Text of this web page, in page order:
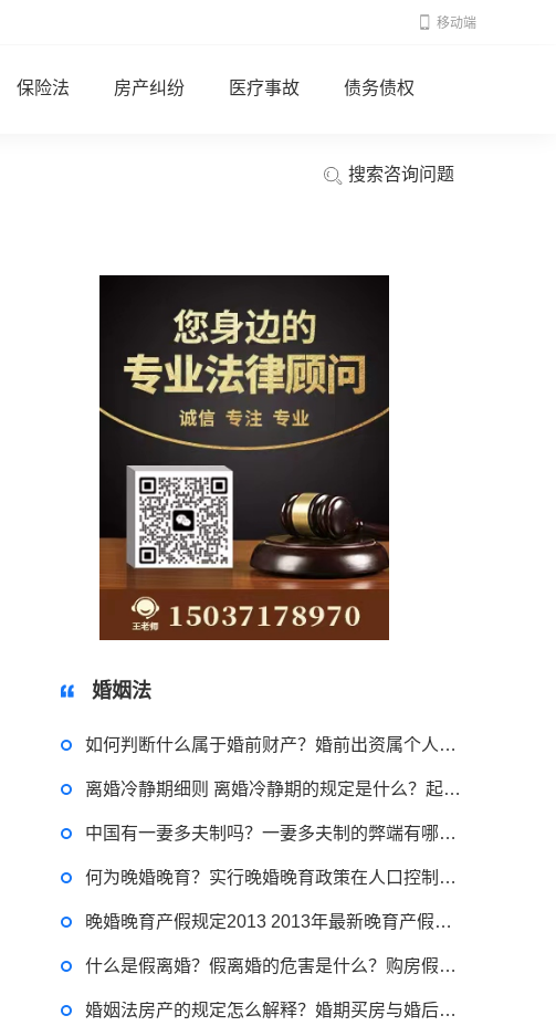
移动端
保险法 房产纠纷 医疗事故 债务债权
搜索咨询问题
婚姻法
如何判断什么属于婚前财产？婚前出资属个人财产如何理解？婚前财产应该如何约定？
离婚冷静期细则 离婚冷静期的规定是什么？起诉离婚最快多长时间？
中国有一妻多夫制吗？一妻多夫制的弊端有哪些？一妻多夫制可以实施吗？
何为晚婚晚育？实行晚婚晚育政策在人口控制方面有什么作用？
晚婚晚育产假规定2013 2013年最新晚育产假是如何规定的?
什么是假离婚？假离婚的危害是什么？购房假离婚有风险有哪些？
婚姻法房产的规定怎么解释？婚期买房与婚后买房的差别是什么？
2022-08-30 09:48:22